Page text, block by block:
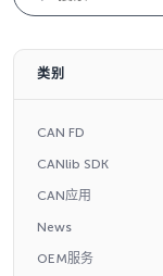
类别
CAN FD
CANlib SDK
CAN应用
News
OEM服务